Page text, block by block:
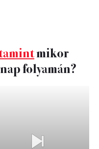
mikor
folyamán?